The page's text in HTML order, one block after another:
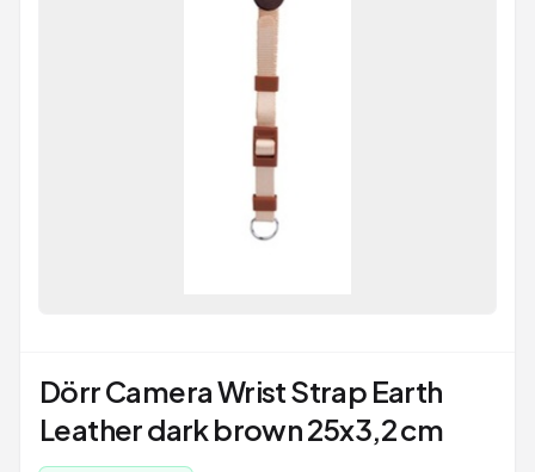
Dörr Camera Wrist Strap Earth
Leather dark brown 25x3,2 cm